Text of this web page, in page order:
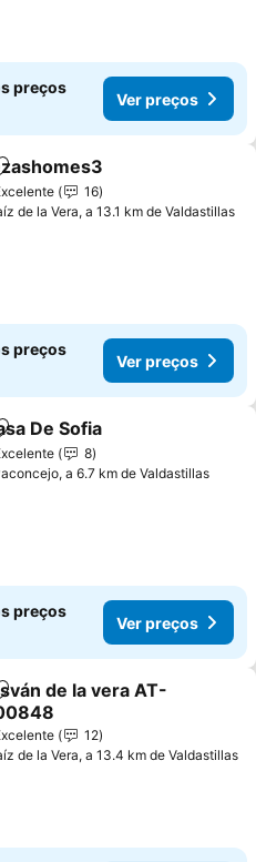
preços
Ver preços
aos favoritos
16
de la Vera, a 13.1 km de Valdastillas
preços
Ver preços
aos favoritos
De Sofia
8
a 6.7 km de Valdastillas
preços
Ver preços
aos favoritos
de la vera AT-
12
de la Vera, a 13.4 km de Valdastillas